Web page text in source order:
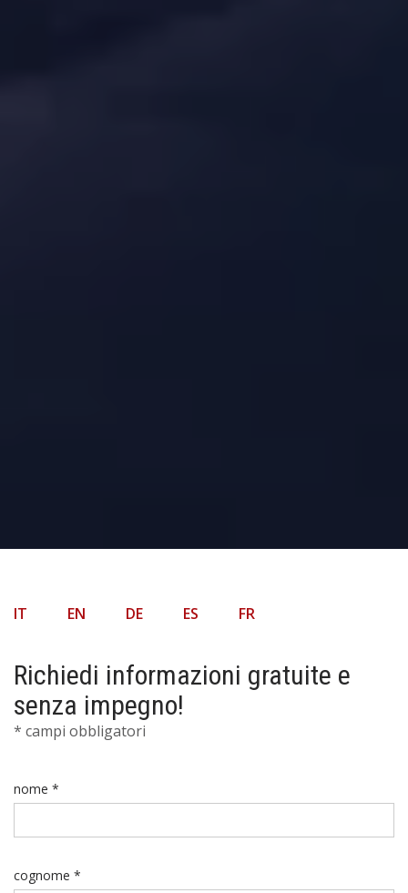
IT EN DE ES FR
Richiedi informazioni gratuite e
senza impegno!
* campi obbligatori
nome *
cognome *